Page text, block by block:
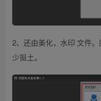
2、还由美化，水印 文件
少挺土。